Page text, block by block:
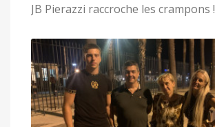
JB Pierazzi raccroche les crampons !